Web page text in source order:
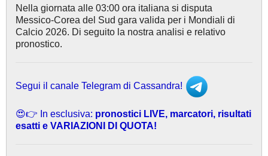
Nella giornata alle 03:00 ora italiana si disputa
Messico-Corea del Sud gara valida per i Mondiali di
Calcio 2026. Di seguito la nostra analisi e relativo
pronostico.
Segui il canale Telegram di Cassandra!
😍👉 In esclusiva: pronostici LIVE, marcatori, risultati
esatti e VARIAZIONI DI QUOTA!